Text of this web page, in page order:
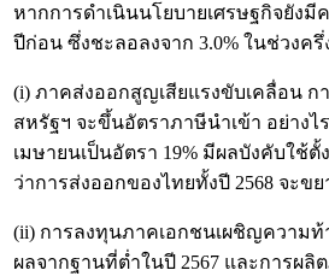
หากการดำเนินนโยบายเศรษฐกิจยังมี
ปีก่อน ซึ่งชะลอลงจาก 3.0% ในช่วงค
(i) ภาคส่งออกสูญเสียแรงขับเคลื่อน ก
สหรัฐฯ จะขึ้นอัตราภาษีนำเข้า อย่าง
เมษายนเป็นอัตรา 19% มีผลบังคับใ
ว่าการส่งออกของไทยทั้งปี 2568 จะขย
(ii) การลงทุนภาคเอกชนเผชิญความท้
ผลจากฐานที่ต่ำในปี 2567 และการผ